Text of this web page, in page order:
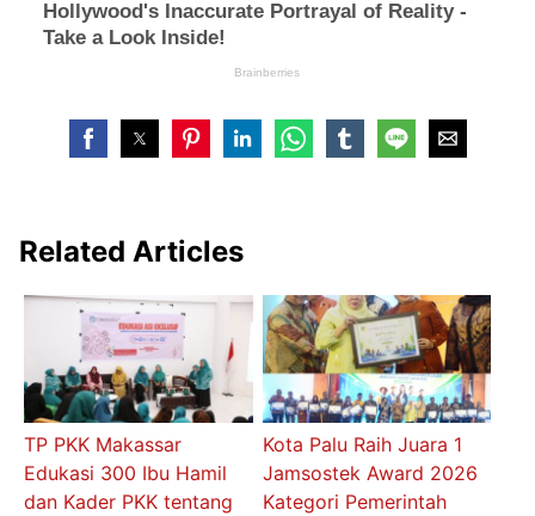
Related Articles
TP PKK Makassar
Edukasi 300 Ibu Hamil
dan Kader PKK tentang
Kota Palu Raih Juara 1
Jamsostek Award 2026
Kategori Pemerintah